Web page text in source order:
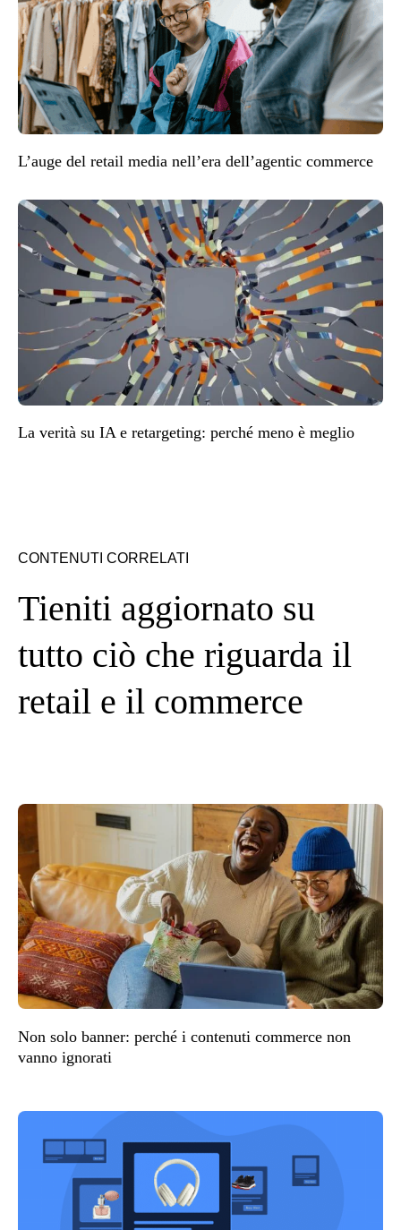
L’auge del retail media nell’era dell’agentic commerce
La verità su IA e retargeting: perché meno è meglio
CONTENUTI CORRELATI
Tieniti aggiornato su
tutto ciò che riguarda il
retail e il commerce
Non solo banner: perché i contenuti commerce non
vanno ignorati